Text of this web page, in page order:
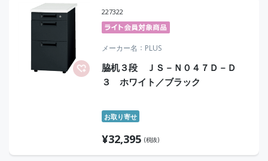
227322
メーカー名 PLUS
脇机３段 ＪＳ－Ｎ０４７Ｄ－Ｄ
３ ホワイト／ブラック
お取り寄せ
¥32,395 (税抜)